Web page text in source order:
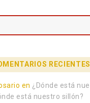
RECIENTES
en ¿Dónde está
está nuestro sillón?